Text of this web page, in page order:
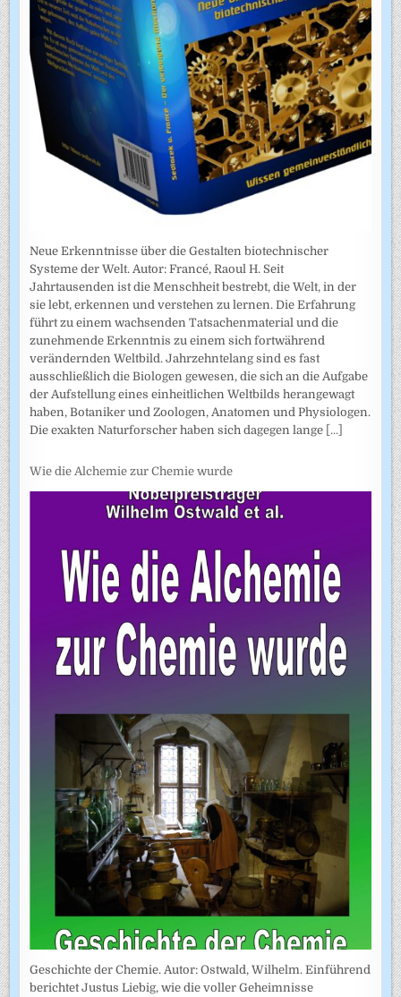
Neue Erkenntnisse über die Gestalten biotechnischer
Systeme der Welt. Autor: Francé, Raoul H. Seit
Jahrtausenden ist die Menschheit bestrebt, die Welt, in der
sie lebt, erkennen und verstehen zu lernen. Die Erfahrung
führt zu einem wachsenden Tatsachenmaterial und die
zunehmende Erkenntnis zu einem sich fortwährend
verändernden Weltbild. Jahrzehntelang sind es fast
ausschließlich die Biologen gewesen, die sich an die Aufgabe
der Aufstellung eines einheitlichen Weltbilds herangewagt
haben, Botaniker und Zoologen, Anatomen und Physiologen.
Die exakten Naturforscher haben sich dagegen lange [...]
Wie die Alchemie zur Chemie wurde
Geschichte der Chemie. Autor: Ostwald, Wilhelm. Einführend
berichtet Justus Liebig, wie die voller Geheimnisse